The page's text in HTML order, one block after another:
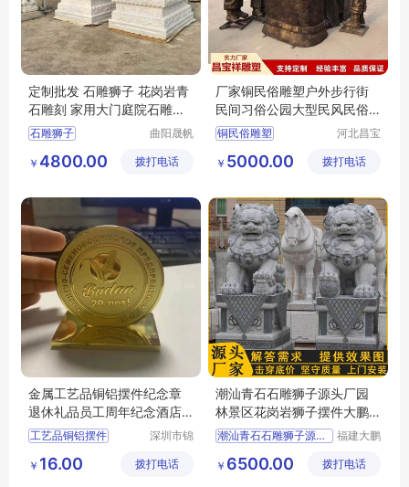
定制批发 石雕狮子 花岗岩青
石雕刻 家用大门庭院石雕摆
件采购
石雕狮子
石雕工艺品
汉白玉看门狮子
曲阳晟帆
公司
￥ 4800.00 拨打电话
厂家铜民俗雕塑户外步行街
民间习俗公园大型民风民俗
人物铸铜摆件
铜民俗雕塑
河北昌宝
艺品制造
￥ 5000.00 拨打电话
金属工艺品铜铝摆件纪念章
退休礼品员工周年纪念酒店
沙漏摆件
工艺品铜铝摆件
退休纪念章
深圳市锦
品有限公
￥ 16.00 拨打电话
潮汕青石石雕狮子源头厂园
林景区花岗岩狮子摆件大鹏
石材
潮汕青石石雕狮子源头厂
大鹏石材
福建大鹏
有限公司
￥ 6500.00 拨打电话